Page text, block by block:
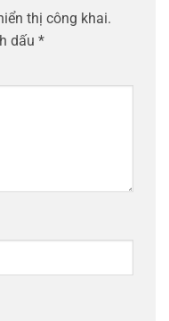
thị công khai.
dấu *